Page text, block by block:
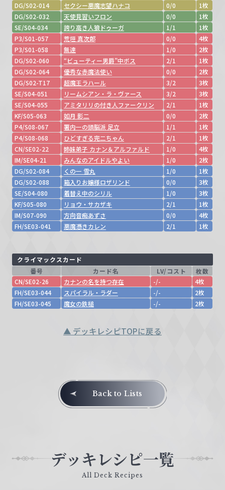
DG/S02-014
セクシー悪魔志望ハナコ 0/0
1枚
DG/S02-032
天使見習いフロン 0/0
1枚
SE/S04-034
誇り高き人狼ドゥーガ 1/1
1枚
P3/S01-057
荒垣 真次郎 0/0
4枚
P3/S01-058
無達 1/0
2枚
DG/S02-060
“ビューティー男爵”中ボス 2/1
1枚
DG/S02-064
優秀な赤魔法使い 0/0
2枚
DG/S02-T17
超魔王ラハール 3/2
3枚
SE/S04-051
リームシアン・ラ・ヴァース 3/2
3枚
SE/S04-055
アミタリリの付き人ファークリン 2/1
1枚
KF/S05-063
如月 影二 0/0
2枚
P4/S08-067
署内一の頭脳派 足立 1/1
1枚
P4/S08-068
ひどすぎる完二ちゃん 2/1
1枚
CN/SE02-22
姉妹弟子 カナン＆アルファルド 1/0
4枚
IM/SE04-21
みんなのアイドルやよい 1/0
2枚
DG/S02-084
くの一 雪丸 1/0
1枚
DG/S02-088
箱入りお嬢様ロザリンド 0/0
3枚
SE/S04-080
着替え中のシリル 1/0
3枚
KF/S05-080
リョウ・サカザキ 2/1
1枚
IM/S07-090
方向音痴あずさ 0/0
4枚
FH/SE03-041
悪魔憑きカレン 2/1 1枚
クライマックスカード
番号
カード名 LV/コスト
枚数
CN/SE02-26
カナンの名を持つ存在 -/-
4枚
FH/SE03-044
スパイラル・ラダー -/-
2枚
FH/SE03-045
魔女の鉄槌 -/- 2枚
▲ デッキレシピTOPに戻る
Back to Lists
デッキレシピ一覧
All Deck Recipes